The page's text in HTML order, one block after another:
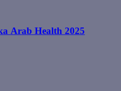
Arab Health 2025